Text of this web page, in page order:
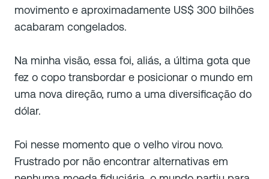
movimento e aproximadamente US$ 300 bilhões
acabaram congelados.
Na minha visão, essa foi, aliás, a última gota que
fez o copo transbordar e posicionar o mundo em
uma nova direção, rumo a uma diversificação do
dólar.
Foi nesse momento que o velho virou novo.
Frustrado por não encontrar alternativas em